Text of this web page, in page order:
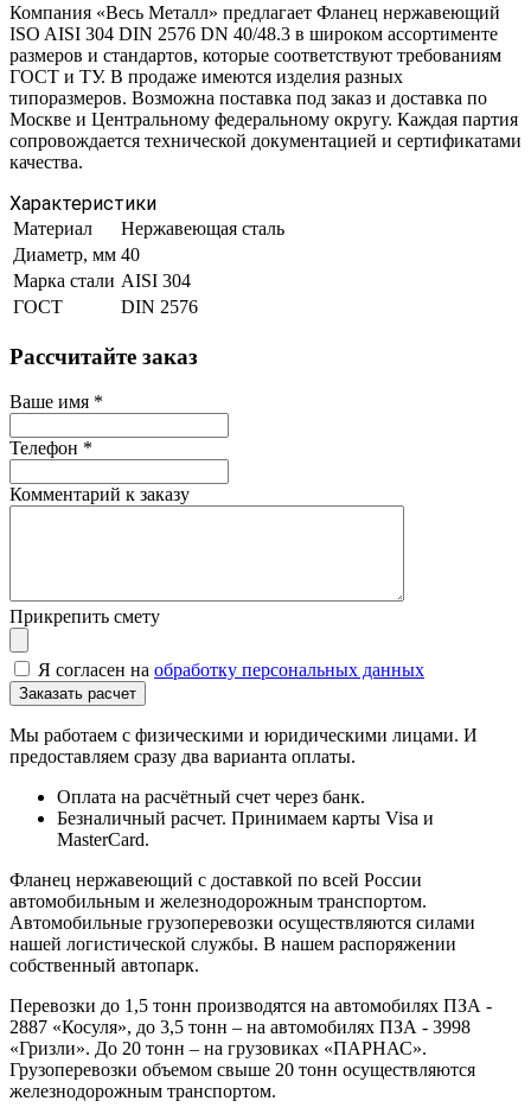
Компания «Весь Металл» предлагает Фланец нержавеющий
ISO AISI 304 DIN 2576 DN 40/48.3 в широком ассортименте
размеров и стандартов, которые соответствуют требованиям
ГОСТ и ТУ. В продаже имеются изделия разных
типоразмеров. Возможна поставка под заказ и доставка по
Москве и Центральному федеральному округу. Каждая партия
сопровождается технической документацией и сертификатами
качества.
Характеристики
Материал
Нержавеющая сталь
Диаметр, мм 40
Марка стали AISI 304
ГОСТ
DIN 2576
Рассчитайте заказ
Ваше имя *
Телефон *
Комментарий к заказу
Прикрепить смету
Я согласен на обработку персональных данных
Мы работаем с физическими и юридическими лицами. И
предоставляем сразу два варианта оплаты.
Оплата на расчётный счет через банк.
Безналичный расчет. Принимаем карты Visa и
MasterCard.
Фланец нержавеющий с доставкой по всей России
автомобильным и железнодорожным транспортом.
Автомобильные грузоперевозки осуществляются силами
нашей логистической службы. В нашем распоряжении
собственный автопарк.
Перевозки до 1,5 тонн производятся на автомобилях ПЗА -
2887 «Косуля», до 3,5 тонн – на автомобилях ПЗА - 3998
«Гризли». До 20 тонн – на грузовиках «ПАРНАС».
Грузоперевозки объемом свыше 20 тонн осуществляются
железнодорожным транспортом.